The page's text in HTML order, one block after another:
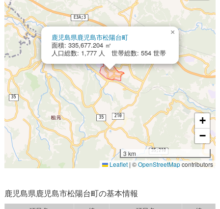
鹿児島県鹿児島市松陽台町
面積: 335,677.204 ㎡
人口総数: 1,777 人 世帯総数: 554 世帯
×
+
−
3 km
Leaflet | ©OpenStreetMapcontributors
鹿児島県鹿児島市松陽台町の基本情報